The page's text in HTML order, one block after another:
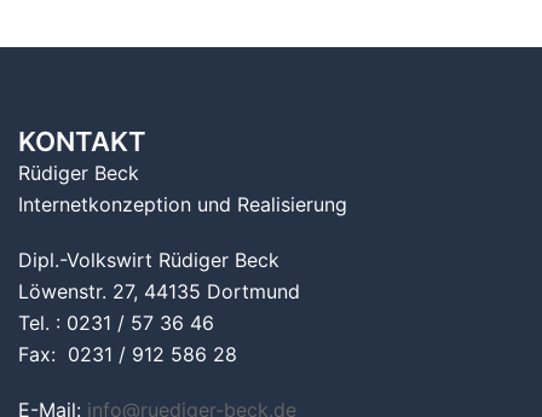
KONTAKT
Rüdiger Beck
Internetkonzeption und Realisierung
Dipl.-Volkswirt Rüdiger Beck
Löwenstr. 27, 44135 Dortmund
Tel. : 0231 / 57 36 46
Fax: 0231 / 912 586 28
E-Mail: info@ruediger-beck.de